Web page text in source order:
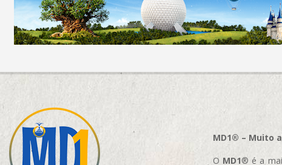
MD1® – Muito
O MD1® é a